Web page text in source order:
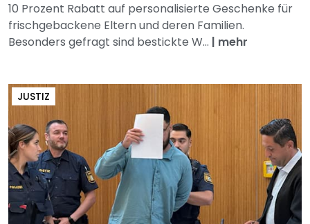
10 Prozent Rabatt auf personalisierte Geschenke für
frischgebackene Eltern und deren Familien.
Besonders gefragt sind bestickte W... | mehr
JUSTIZ